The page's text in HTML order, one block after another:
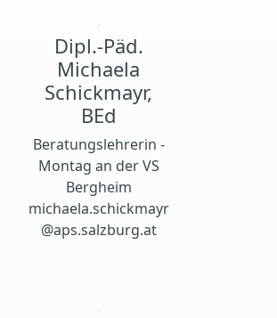
Dipl.-Päd.
Michaela
Schickmayr,
BEd
Beratungslehrerin -
Montag an der VS
Bergheim
michaela.schickmayr
@aps.salzburg.at